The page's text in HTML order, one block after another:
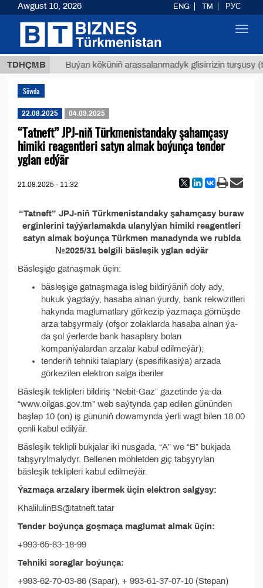
TDHÇMB
ТМТ Buýan köküniň arassalanmadyk glisirrizin turşusy
Söwda
22.08.2025 04.09.2025
“Tatneft” JPJ-niň Türkmenistandaky şahamçasy
himiki reagentleri satyn almak boýunça tender
yglan edýär
21.08.2025 - 11:32
“Tatneft” JPJ-niň Türkmenistandaky şahamçasy buraw
erginlerini taýýarlamakda ulanylýan himiki reagentleri
satyn almak boýunça Türkmen manadynda we rublda
№2025/31 belgili bäsleşik yglan edýär
Bäsleşige gatnaşmak üçin:
bäsleşige gatnaşmaga isleg bildirýäniň doly ady,
hukuk ýagdaýy, hasaba alnan ýurdy, bank rekwizitleri
hakynda maglumatlary görkezip ýazmaça görnüşde
arza tabşyrmaly (ofşor zolaklarda hasaba alnan ýa-
da şol ýerlerde bank hasaplary bolan
kompaniýalardan arzalar kabul edilmeýär);
tenderiň tehniki talaplary (spesifikasiýa) arzada
görkezilen elektron salga iberiler
Bäsleşik teklipleri bildiriş “Nebit-Gaz” gazetinde ýa-da
“www.oilgas.gov.tm” web saýtynda çap edilen gününden
başlap 10 (on) iş gününiň dowamynda ýerli wagt bilen 18.00
çenli kabul edilýär.
Bäsleşik teklipli bukjalar iki nusgada, “A” we “B” bukjada
tabşyrylmalydyr. Bellenen möhletden giç tabşyrylan
bäsleşik teklipleri kabul edilmeýär.
Ýazmaça arzalary ibermek üçin elektron salgysy:
KhalilulinBS@tatneft.tatar
Tender boýunça goşmaça maglumat almak üçin:
+993-65-83-18-99
Tehniki soraglar boýunça:
+993-62-70-03-86 (Sapar), + 993-61-37-07-10 (Stepan)
Awgust 10, 2026 ENG TM РУС